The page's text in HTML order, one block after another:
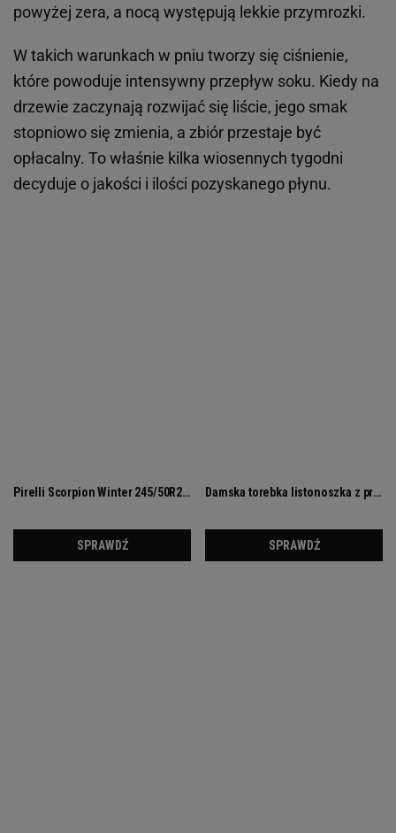
powyżej zera, a nocą występują lekkie przymrozki.
W takich warunkach w pniu tworzy się ciśnienie,
które powoduje intensywny przepływ soku. Kiedy na
drzewie zaczynają rozwijać się liście, jego smak
stopniowo się zmienia, a zbiór przestaje być
opłacalny. To właśnie kilka wiosennych tygodni
decyduje o jakości i ilości pozyskanego płynu.